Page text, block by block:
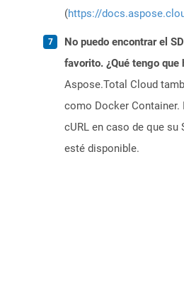
(https://
No puedo encontrar el
favorito. ¿Qué tengo que
Aspose.Total Cloud
como Docker
cURL en caso de que su
esté disponible.